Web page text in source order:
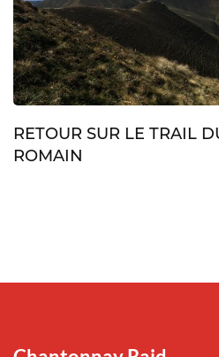
RETOUR SUR LE TRAIL
ROMAIN